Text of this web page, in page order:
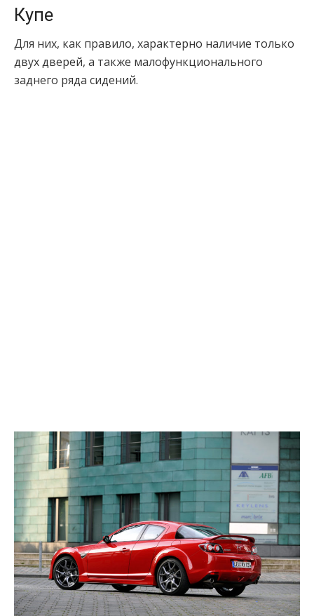
Купе
Для них, как правило, характерно наличие только
двух дверей, а также малофункционального
заднего ряда сидений.